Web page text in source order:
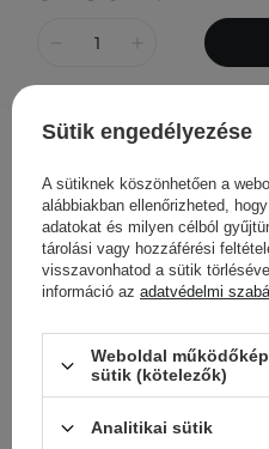
Kozmetológus
Karina
Ha egy
felgyorsítja a foltok
bőrpírt és enyhíti az
például borotválkozás
Az esszencia formulája
Sütik engedélyezése
A sütiknek köszönhetően a
alábbiakban ellenőrizheted,
adatokat és milyen célból
tárolási vagy hozzáférési
visszavonhatod a sütik
információ az adatvédelmi
Weboldal
sütik (kötelezők)
Analitikai sütik